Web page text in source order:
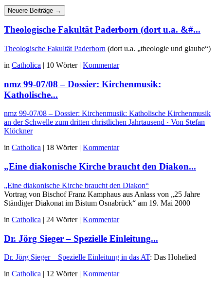
Navigation
Neuere Beiträge →
Theologische Fakultät Paderborn (dort u.a. &#...
Theologische Fakultät Paderborn (dort u.a. „theologie und glaube“)
in Catholica | 10 Wörter | Kommentar
nmz 99-07/08 – Dossier: Kirchenmusik:
Katholische...
nmz 99-07/08 – Dossier: Kirchenmusik: Katholische Kirchenmusik
an der Schwelle zum dritten christlichen Jahrtausend · Von Stefan
Klöckner
in Catholica 18 Wörter Kommentar
„Eine diakonische Kirche braucht den Diakon...
„Eine diakonische Kirche braucht den Diakon“
Vortrag von Bischof Franz Kamphaus aus Anlass von „25 Jahre
Ständiger Diakonat im Bistum Osnabrück“ am 19. Mai 2000
in Catholica | 24 Wörter | Kommentar
Dr. Jörg Sieger – Spezielle Einleitung...
Dr. Jörg Sieger – Spezielle Einleitung in das AT: Das Hohelied
in Catholica | 12 Wörter | Kommentar